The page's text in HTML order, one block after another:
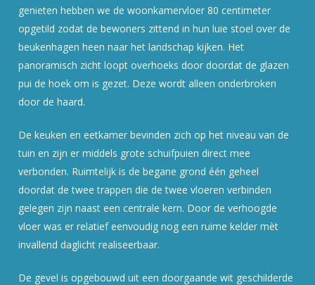
genieten hebben we de woonkamervloer 80 centimeter
opgetild zodat de bewoners zittend in hun luie stoel over de
beukenhagen heen naar het landschap kijken. Het
panoramisch zicht loopt overhoeks door doordat de glazen
pui de hoek om is gezet. Deze wordt alleen onderbroken
door de haard.
De keuken en eetkamer bevinden zich op het niveau van de
tuin en zijn er middels grote schuifpuien direct mee
verbonden. Ruimtelijk is de begane grond één geheel
doordat de twee trappen die de twee vloeren verbinden
gelegen zijn naast een centrale kern. Door de verhoogde
vloer was er relatief eenvoudig nog een ruime kelder mèt
invallend daglicht realiseerbaar.
De gevel is opgebouwd uit een doorgaande wit geschilderde